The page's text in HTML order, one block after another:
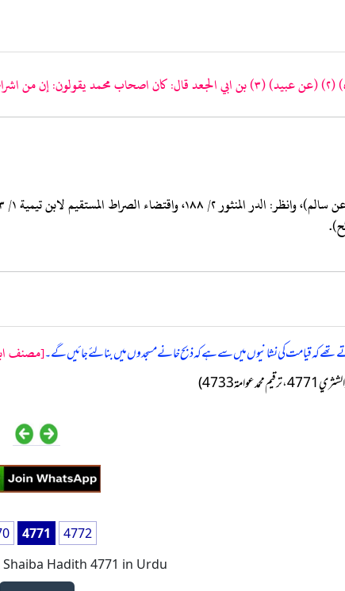
(٢) (عن عبيد)(٣) بن ابي الجعد قال: كان اصحاب محمد يقولون: إن من
تھے کہ قیامت کی نشانیوں میں سے ہے کہ ذبح خانے مسجدوں میں بنا لئے جائیں گے۔[مصنف
4733)
4771
4772
Hadith 4771 in Urdu